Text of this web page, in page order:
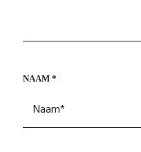
NAAM *